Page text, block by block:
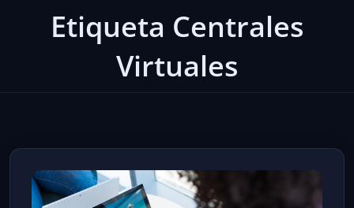
Etiqueta Centrales
Virtuales